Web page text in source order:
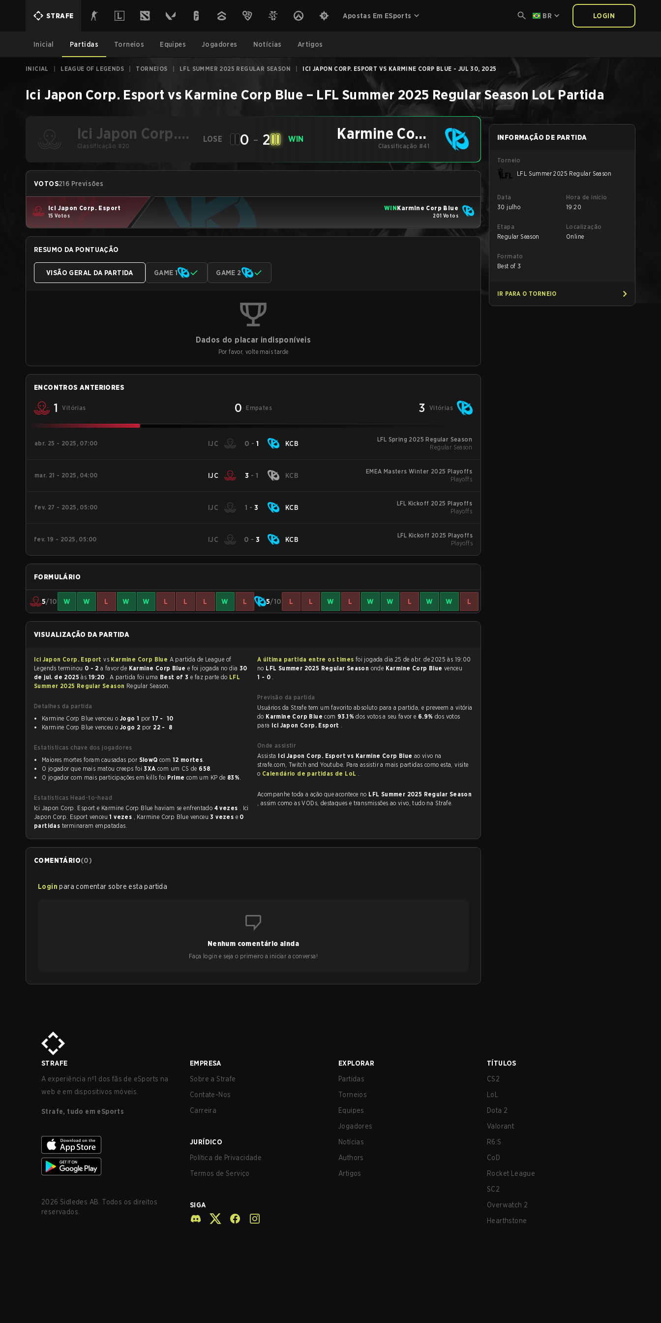
STRAFE Apostas Em ESports BR LOGIN
Inicial Partidas Torneios Equipes Jogadores Notícias Artigos
INICIAL LEAGUE OF LEGENDS TORNEIOS LFL SUMMER 2025 REGULAR SEASON ICI JAPON CORP. ESPORT VS KARMINE CORP BLUE - JUL 30, 2025
Ici Japon Corp. Esport vs Karmine Corp Blue – LFL Summer 2025 Regular Season LoL Partida
Ici Japon Corp.
Esport
Classificação #20
LOSE 0 - 2 WIN
Karmine Corp
Blue
Classificação #41
VOTOS216 Previsões
Ici Japon Corp. Esport
15 Votos
WINKarmine Corp Blue
201 Votos
RESUMO DA PONTUAÇÃO
VISÃO GERAL DA PARTIDA GAME 1 GAME 2
Dados do placar indisponíveis
Por favor, volte mais tarde
ENCONTROS ANTERIORES
1 Vitórias 0 Empates 3 Vitórias
abr. 25 - 2025, 07:00 IJC 0 -1 KCB
LFL Spring 2025 Regular Season
Regular Season
mar. 21 - 2025, 04:00 IJC 3 -1 KCB
EMEA Masters Winter 2025 Playoffs
Playoffs
fev. 27 - 2025, 05:00 IJC 1 -3 KCB
LFL Kickoff 2025 Playoffs
Playoffs
fev. 19 - 2025, 05:00 IJC 0 - 3 KCB
LFL Kickoff 2025 Playoffs
Playoffs
FORMULÁRIO
5/10 W W L W W L L L W L 5/10 L L W L W W L W W L
VISUALIZAÇÃO DA PARTIDA
Ici Japon Corp. Esportvs Karmine Corp Blue A partida de League of
Legends terminou 0 - 2 a favor de Karmine Corp Blue e foi jogada no dia 30
de jul. de 2025às 19:20 . A partida foi uma Best of 3 e faz parte do LFL
Summer 2025 Regular Season Regular Season.
Detalhes da partida
Karmine Corp Blue venceu o Jogo 1 por
17 - 10
Karmine Corp Blue venceu o Jogo 2 por 22 - 8
Estatísticas chave dos jogadores
Maiores mortes foram causadas por SlowQ com 12 mortes.
O jogador que mais matou creeps foi3XA com um CS de 658.
O jogador com mais participações em kills foi Prime com um KP de 83%.
Estatísticas Head-to-head
Ici Japon Corp. Esport e Karmine Corp Blue haviam se enfrentado 4 vezes . Ici
Japon Corp. Esport venceu1 vezes , Karmine Corp Blue venceu3 vezes e 0
partidas terminaram empatadas.
A última partida entre os times
no LFL Summer 2025 Regular Season onde Karmine Corp Blue venceu
1 - 0 .
Previsão da partida
Usuários da Strafe tem um favorito absoluto para a partida, e preveem a vitória
do Karmine Corp Bluecom 93.1%dos votos a seu favor e 6.9% dos votos
para Ici Japon Corp. Esport .
Onde assistir
Assista Ici Japon Corp. Esport vs Karmine Corp Blue ao vivo na
strafe.com, Twitch and Youtube. Para assistir a mais partidas como esta, visite
o Calendário de partidas de LoL .
Acompanhe toda a ação que acontece no LFL Summer 2025 Regular Season
, assim como as VODs, destaques e transmissões ao vivo, tudo na Strafe.
COMENTÁRIO(0)
Login para comentar sobre esta partida
Nenhum comentário ainda
Faça login e seja o primeiro a iniciar a conversa!
INFORMAÇÃO DE PARTIDA
Torneio
LFL Summer 2025 Regular Season
Data
30 julho
Hora de início
19:20
Etapa
Regular Season
Localização
Online
Formato
Best of 3
IR PARA O TORNEIO
STRAFE
A experiência nº1 dos fãs de eSports na
web e em dispositivos móveis.
Strafe, tudo em eSports
2026 Sidledes AB. Todos os direitos
reservados.
EMPRESA
Sobre a Strafe
Contate-Nos
Carreira
JURÍDICO
Política de Privacidade
Termos de Serviço
SIGA
EXPLORAR
Partidas
Torneios
Equipes
Jogadores
Notícias
Authors
Artigos
TÍTULOS
CS2
LoL
Dota 2
Valorant
R6:S
CoD
Rocket League
SC2
Overwatch 2
Hearthstone